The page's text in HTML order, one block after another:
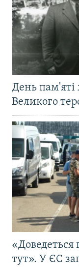
День пам'яті
Великого
тут». У ЄС